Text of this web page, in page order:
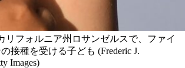
リフォルニア州ロサンゼルスで、ファイ
接種を受ける子ども (Frederic J.
Images)